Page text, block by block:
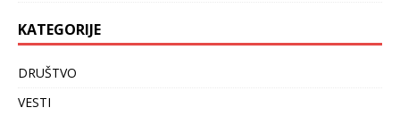
KATEGORIJE
DRUŠTVO
VESTI